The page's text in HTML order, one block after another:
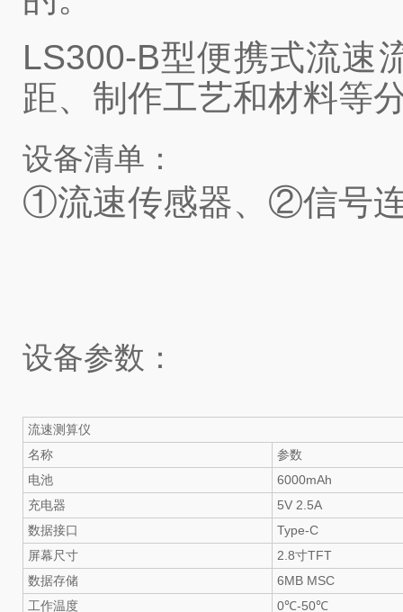
LS300-B型便携式流速
距、制作工艺和材料等
设备清单：
①流速传感器、②信号
设备参数：
流速测算仪
名称
参数
电池
6000mAh
充电器
5V 2.5A
数据接口
Type-C
屏幕尺寸
2.8寸TFT
数据存储
6MB MSC
工作温度
0℃-50℃